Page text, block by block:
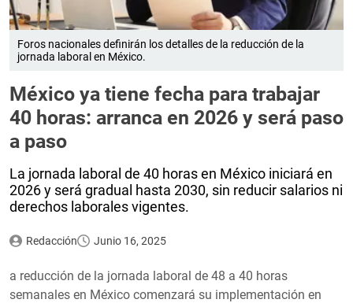
Foros nacionales definirán los detalles de la reducción de la
jornada laboral en México.
México ya tiene fecha para trabajar
40 horas: arranca en 2026 y será paso
a paso
La jornada laboral de 40 horas en México iniciará en
2026 y será gradual hasta 2030, sin reducir salarios ni
derechos laborales vigentes.
Redacción Junio 16, 2025
a reducción de la jornada laboral de 48 a 40 horas
semanales en México comenzará su implementación en